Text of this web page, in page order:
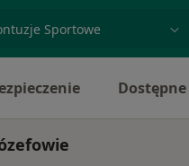
badanie lub